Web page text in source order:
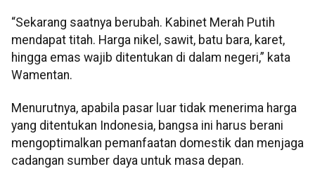
“Sekarang saatnya berubah. Kabinet Merah Putih
mendapat titah. Harga nikel, sawit, batu bara, karet,
hingga emas wajib ditentukan di dalam negeri,” kata
Wamentan.
Menurutnya, apabila pasar luar tidak menerima harga
yang ditentukan Indonesia, bangsa ini harus berani
mengoptimalkan pemanfaatan domestik dan menjaga
cadangan sumber daya untuk masa depan.